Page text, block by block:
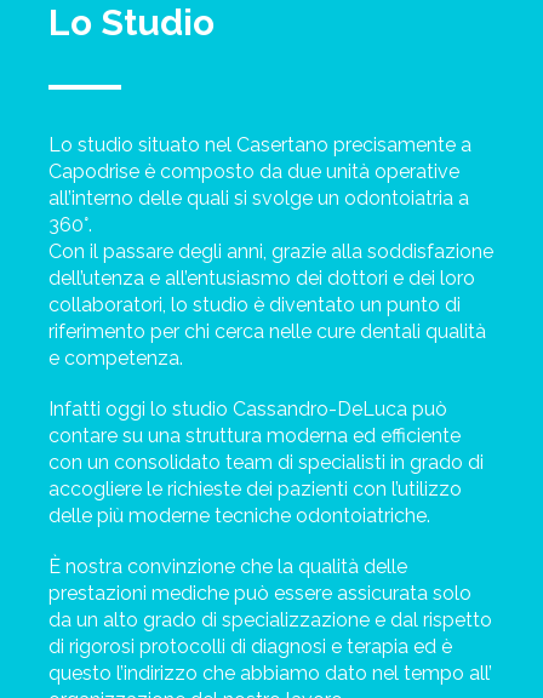
Lo Studio
Lo studio situato nel Casertano precisamente a
Capodrise è composto da due unità operative
all’interno delle quali si svolge un odontoiatria a
360°.
Con il passare degli anni, grazie alla soddisfazione
dell’utenza e all’entusiasmo dei dottori e dei loro
collaboratori, lo studio è diventato un punto di
riferimento per chi cerca nelle cure dentali qualità
e competenza.
Infatti oggi lo studio Cassandro-DeLuca può
contare su una struttura moderna ed efficiente
con un consolidato team di specialisti in grado di
accogliere le richieste dei pazienti con l’utilizzo
delle più moderne tecniche odontoiatriche.
È nostra convinzione che la qualità delle
prestazioni mediche può essere assicurata solo
da un alto grado di specializzazione e dal rispetto
di rigorosi protocolli di diagnosi e terapia ed è
questo l’indirizzo che abbiamo dato nel tempo all’